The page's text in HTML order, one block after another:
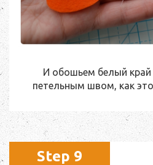
И обошьем белый
петельным швом, как
Step 9